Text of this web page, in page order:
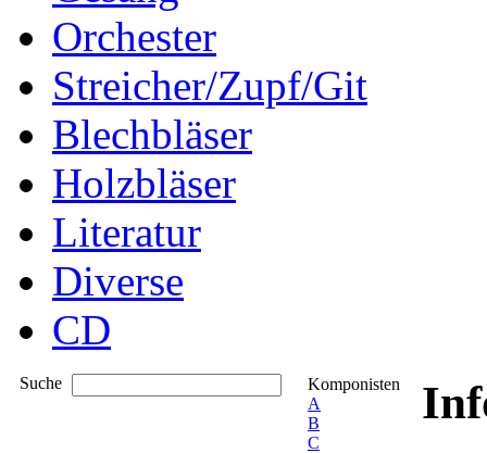
Orchester
Streicher/Zupf/Git
Blechbläser
Holzbläser
Literatur
Diverse
CD
Suche
Komponisten
A
B
C